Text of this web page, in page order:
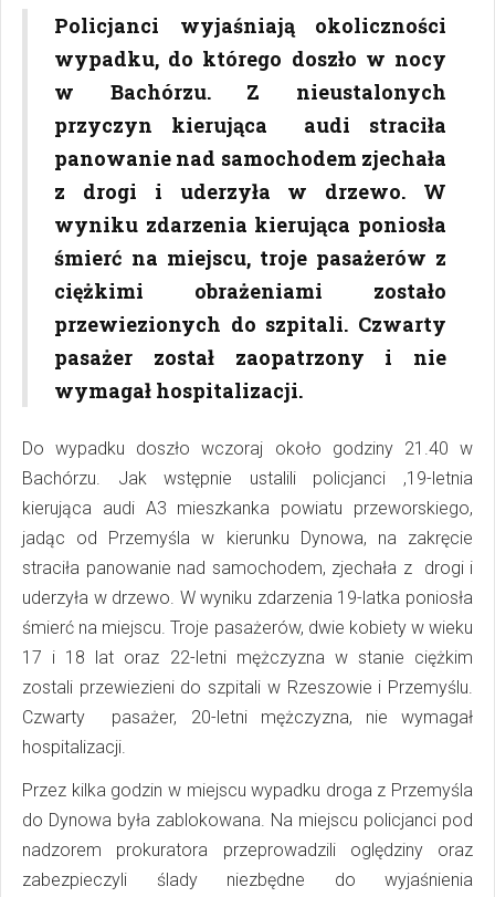
Policjanci wyjaśniają okoliczności
wypadku, do którego doszło w nocy
w Bachórzu. Z nieustalonych
przyczyn kierująca audi straciła
panowanie nad samochodem zjechała
z drogi i uderzyła w drzewo. W
wyniku zdarzenia kierująca poniosła
śmierć na miejscu, troje pasażerów z
ciężkimi obrażeniami zostało
przewiezionych do szpitali. Czwarty
pasażer został zaopatrzony i nie
wymagał hospitalizacji.
Do wypadku doszło wczoraj około godziny 21.40 w
Bachórzu. Jak wstępnie ustalili policjanci ,19-letnia
kierująca audi A3 mieszkanka powiatu przeworskiego,
jadąc od Przemyśla w kierunku Dynowa, na zakręcie
straciła panowanie nad samochodem, zjechała z drogi i
uderzyła w drzewo. W wyniku zdarzenia 19-latka poniosła
śmierć na miejscu. Troje pasażerów, dwie kobiety w wieku
17 i 18 lat oraz 22-letni mężczyzna w stanie ciężkim
zostali przewiezieni do szpitali w Rzeszowie i Przemyślu.
Czwarty pasażer, 20-letni mężczyzna, nie wymagał
hospitalizacji.
Przez kilka godzin w miejscu wypadku droga z Przemyśla
do Dynowa była zablokowana. Na miejscu policjanci pod
nadzorem prokuratora przeprowadzili oględziny oraz
zabezpieczyli ślady niezbędne do wyjaśnienia